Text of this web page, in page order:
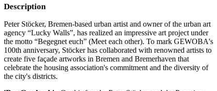
Description
Peter Stöcker, Bremen-based urban artist and owner of the urban art
agency “Lucky Walls”, has realized an impressive art project under
the motto “Begegnet euch” (Meet each other). To mark GEWOBA's
100th anniversary, Stöcker has collaborated with renowned artists to
create five façade artworks in Bremen and Bremerhaven that
celebrate the housing association's commitment and the diversity of
the city's districts.